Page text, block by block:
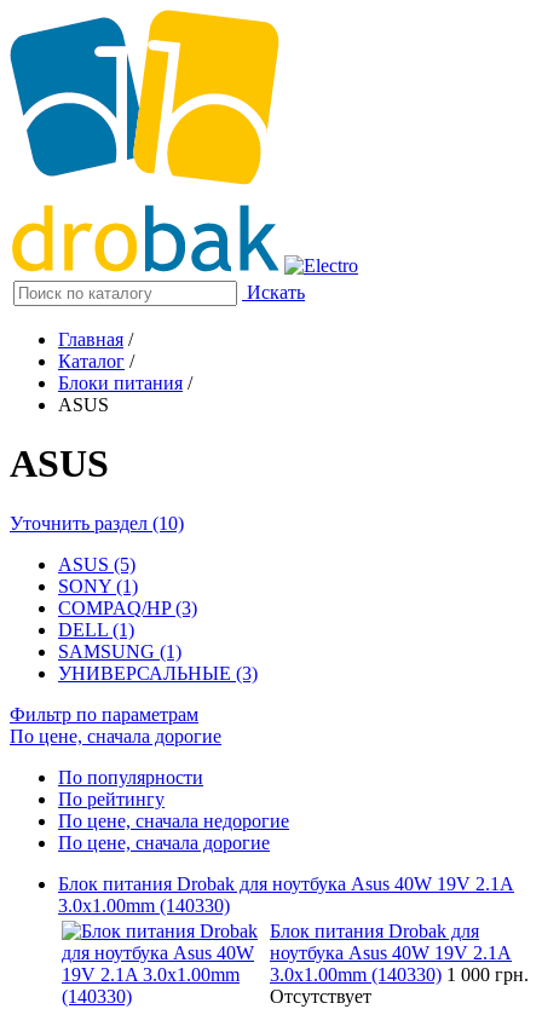
Искать
Главная /
Каталог /
Блоки питания /
ASUS
ASUS
Уточнить раздел (10)
ASUS (5)
SONY (1)
COMPAQ/HP (3)
DELL (1)
SAMSUNG (1)
УНИВЕРСАЛЬНЫЕ (3)
Фильтр по параметрам
По цене, сначала дорогие
По популярности
По рейтингу
По цене, сначала недорогие
По цене, сначала дорогие
Блок питания Drobak для ноутбука Asus 40W 19V 2.1A
3.0x1.00mm (140330)
Блок питания Drobak для
ноутбука Asus 40W 19V 2.1A
3.0x1.00mm (140330) 1 000 грн.
Отсутствует